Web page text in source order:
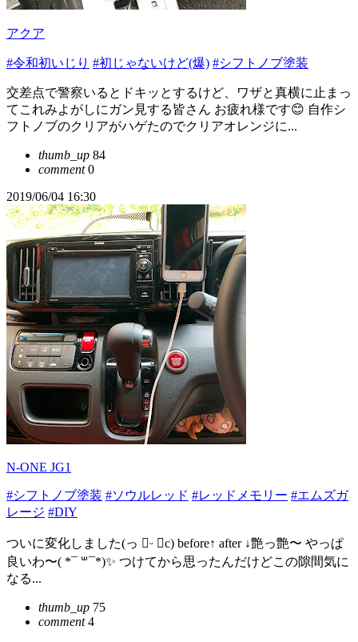
アクア
#令和初いじり #初じゃないけど(爆) #シフトノブ塗装
交差点で警察いるとドキッとするけど、ワザと真横に止まっ
てこれみよがしにガン見する皆さん お疲れ様です😊 自作シ
フトノブのクリアがハゲたのでクリアオレンジに...
thumb_up 84
comment0
2019/06/04 16:30
N-ONE JG1
#シフトノブ塗装 #ソウルレッド #レッドメモリー #エムズガ
レージ #DIY
ついに変化しました(っ ॑ᵕ ॑c) before↑ after ↓艶っ艶〜 やっぱ
良いわ〜( *¯ ꒳¯*)✨ つけてから思ったんだけどこの隙間気に
なる...
thumb_up 75
comment4